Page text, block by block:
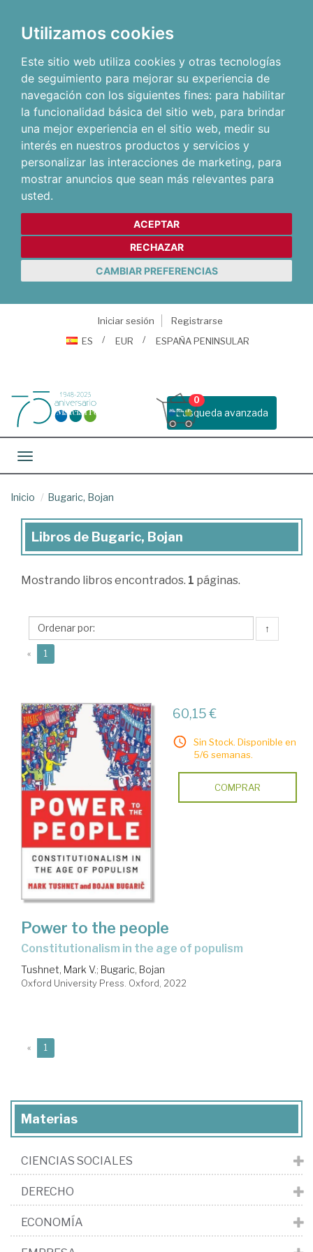
Utilizamos cookies
Este sitio web utiliza cookies y otras tecnologías
de seguimiento para mejorar su experiencia de
navegación con los siguientes fines: para habilitar
la funcionalidad básica del sitio web, para brindar
una mejor experiencia en el sitio web, medir su
interés en nuestros productos y servicios y
personalizar las interacciones de marketing, para
mostrar anuncios que sean más relevantes para
usted.
ACEPTAR
RECHAZAR
CAMBIAR PREFERENCIAS
Iniciar sesión
Registrarse
ES
EUR ESPAÑA PENINSULAR
Busqueda avanzada
0
Toggle navigation
Inicio Bugaric, Bojan
Libros
Bugaric,
Libros de Bugaric, Bojan
Mostrando libros encontrados. 1 páginas.
↑
« 1
60,15 €
Sin Stock. Disponible en
5/6 semanas.
COMPRAR
Power to the people
constitutionalism in the age of populism
Tushnet, Mark V.; Bugaric, Bojan
Oxford University Press. Oxford, 2022
« 1
Materias
CIENCIAS SOCIALES
DERECHO
ECONOMÍA